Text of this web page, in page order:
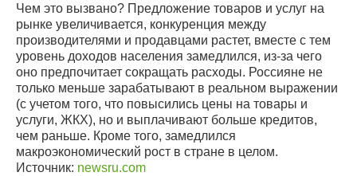
Чем это вызвано? Предложение товаров и услуг на
рынке увеличивается, конкуренция между
производителями и продавцами растет, вместе с тем
уровень доходов населения замедлился, из-за чего
оно предпочитает сокращать расходы. Россияне не
только меньше зарабатывают в реальном выражении
(с учетом того, что повысились цены на товары и
услуги, ЖКХ), но и выплачивают больше кредитов,
чем раньше. Кроме того, замедлился
макроэкономический рост в стране в целом.
Источник: newsru.com